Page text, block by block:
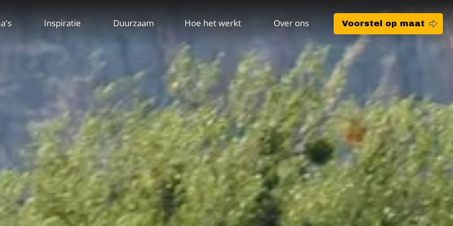
Inspiratie Duurzaam Hoe het werkt Over ons Voorstel op maat